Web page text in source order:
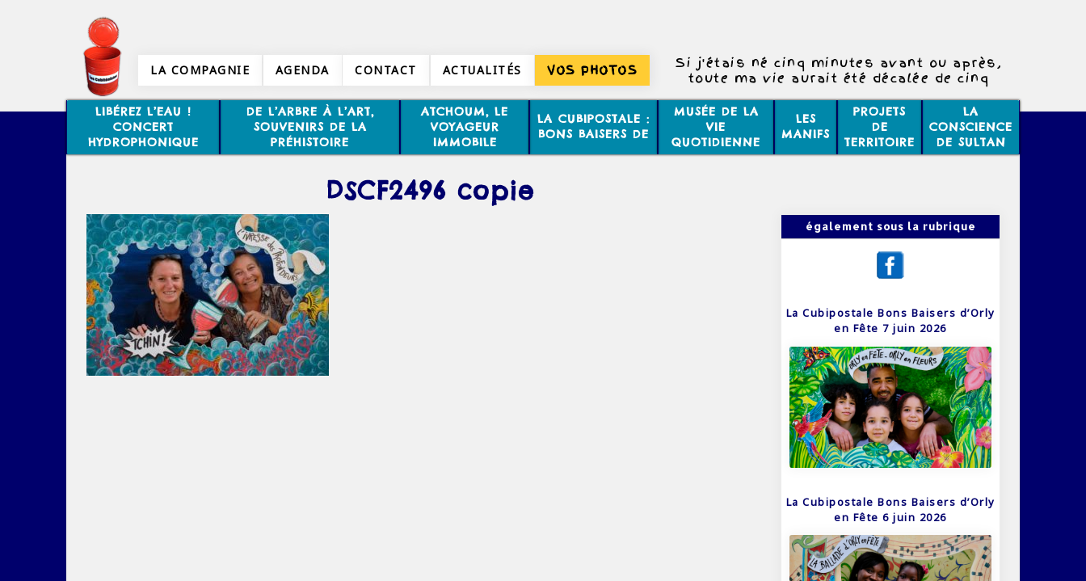
LA COMPAGNIE AGENDA CONTACT ACTUALITÉS VOS PHOTOS
Si j'étais né cinq minutes avant ou après,
toute ma vie aurait été décalée de cinq
toute ma vie aurait été différente à cinq
minutes près, soyons sur nos gardes !
LIBÉREZ L’EAU !
CONCERT
HYDROPHONIQUE
DE L’ARBRE À L’ART,
SOUVENIRS DE LA
PRÉHISTOIRE
ATCHOUM, LE
VOYAGEUR
IMMOBILE
LA CUBIPOSTALE :
BONS BAISERS DE
MUSÉE DE LA
VIE
QUOTIDIENNE
LES
MANIFS
PROJETS
DE
TERRITOIRE
LA
CONSCIENCE
DE SULTAN
DSCF2496 copie
également sous la rubrique
La Cubipostale Bons Baisers d’Orly
en Fête 7 juin 2026
La Cubipostale Bons Baisers d’Orly
en Fête 6 juin 2026